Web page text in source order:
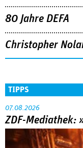
80 Jahre DEFA
Christopher
TIPPS
07.08.2026
ZDF-Mediathek: